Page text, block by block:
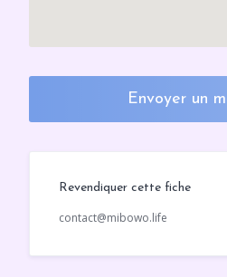
Envoyer un
Revendiquer cette fiche
contact@mibowo.life